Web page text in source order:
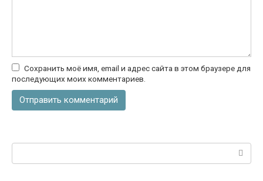
Сохранить моё имя, email и адрес сайта в этом браузере для
последующих моих комментариев.